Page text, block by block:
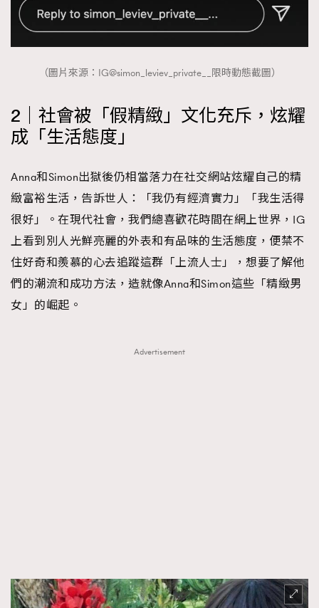
（圖片來源：IG@simon_leviev_private__限時動態截圖）
2｜社會被「假精緻」文化充斥，炫耀
成「生活態度」
Anna和Simon出獄後仍相當落力在社交網站炫耀自己的精
緻富裕生活，告訴世人：「我仍有經濟實力」「我生活得
很好」。在現代社會，我們總喜歡花時間在網上世界，IG
上看到別人光鮮亮麗的外表和有品味的生活態度，便禁不
住好奇和羨慕的心去追蹤這群「上流人士」，想要了解他
們的潮流和成功方法，造就像Anna和Simon這些「精緻男
女」的崛起。
Advertisement